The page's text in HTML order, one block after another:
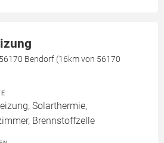
Bendorf (16km von 56170
Solarthermie,
Brennstoffzelle